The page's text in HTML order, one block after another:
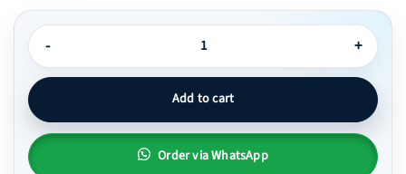
Kacamata Kotak Plastik Lentur dan Ringan - Ismaya 02 quantity
Add to cart
Order via WhatsApp